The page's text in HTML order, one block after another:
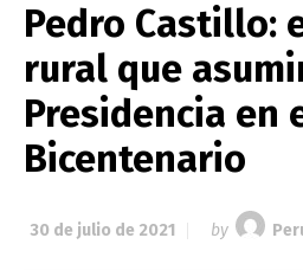
Pedro Castillo:
rural que
Presidencia en
Bicentenario
30 de julio de 2021 by